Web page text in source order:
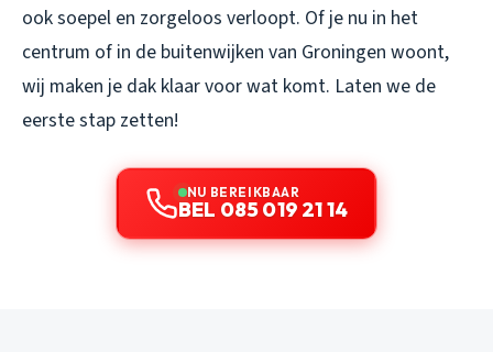
ook soepel en zorgeloos verloopt. Of je nu in het
centrum of in de buitenwijken van Groningen woont,
wij maken je dak klaar voor wat komt. Laten we de
eerste stap zetten!
NU BEREIKBAAR
BEL 085 019 21 14